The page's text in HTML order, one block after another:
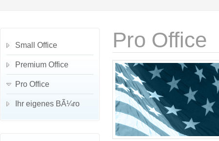
Pro Office
Small Office
Premium Office
Pro Office
Ihr eigenes BÃ¼ro